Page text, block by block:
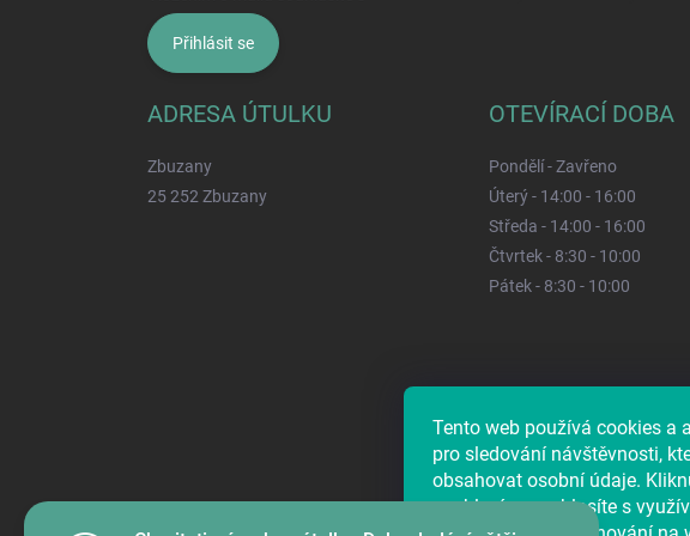
Tento web používá cookies a
pro sledování návštěvnosti,
obsahovat osobní údaje.
souhlasím, souhlasíte s
Přihlásit se
ADRESA ÚTULKU
Zbuzany
25 252 Zbuzany
OTEVÍRACÍ DOBA
Pondělí - Zavřeno
Úterý - 14:00 - 16:00
Středa - 14:00 - 16:00
Čtvrtek - 8:30 - 10:00
Pátek - 8:30 - 10:00
Najdete nás i na Pesvnouzi.cz